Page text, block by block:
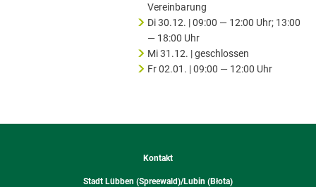
Vereinbarung
Di 30.12. | 09:00 — 12:00 Uhr; 13:00
— 18:00 Uhr
Mi 31.12. | geschlossen
Fr 02.01. | 09:00 — 12:00 Uhr
Kontakt
Stadt Lübben (Spreewald)/Lubin (Błota)